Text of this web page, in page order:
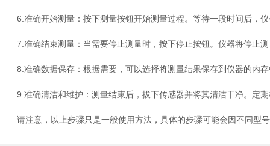
6.准确开始测量：按下测量按钮开始测量过程。等待一段时间后，仪
7.准确结束测量：当需要停止测量时，按下停止按钮。仪器将停止测
8.准确数据保存：根据需要，可以选择将测量结果保存到仪器的内存
9.准确清洁和维护：测量结束后，拔下传感器并将其清洁干净。定期
请注意，以上步骤只是一般使用方法，具体的步骤可能会因不同型